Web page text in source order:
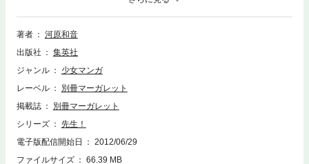
んの受験日と重なって…? そして、遂に響達も卒業へ。それぞれが描く思
いの行く先とは? 特集ページ｢南高新聞｣付/同時収録｢先生14｣/(あとがき/河
原和音)
著者
河原和音
出版社
集英社
ジャンル
少女マンガ
レーベル
別冊マーガレット
掲載誌
別冊マーガレット
シリーズ
先生！
電子版配信開始日
2012/06/29
ファイルサイズ
66.39 MB